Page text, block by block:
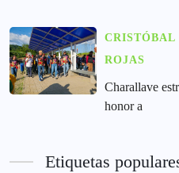
CRISTÓBAL
ROJAS
Charallave
honor a
Etiquetas